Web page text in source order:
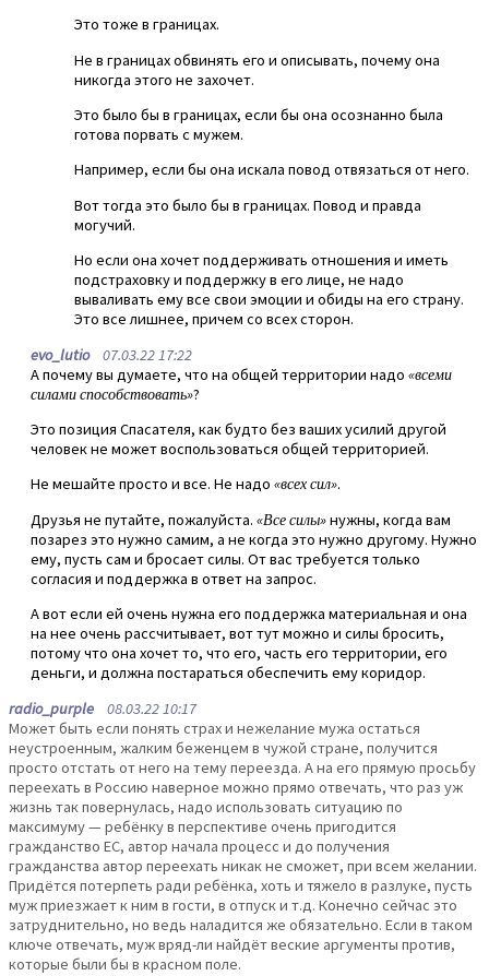
Это тоже в границах.
Не в границах обвинять его и описывать, почему она
никогда этого не захочет.
Это было бы в границах, если бы она осознанно была
готова порвать с мужем.
Например, если бы она искала повод отвязаться от него.
Вот тогда это было бы в границах. Повод и правда
могучий.
Но если она хочет поддерживать отношения и иметь
подстраховку и поддержку в его лице, не надо
вываливать ему все свои эмоции и обиды на его страну.
Это все лишнее, причем со всех сторон.
evo_lutio07.03.22 17:22
А почему вы думаете, что на общей территории надо «всеми
силами способствовать»?
Это позиция Спасателя, как будто без ваших усилий другой
человек не может воспользоваться общей территорией.
Не мешайте просто и все. Не надо «всех сил».
Друзья не путайте, пожалуйста. «Все силы»нужны, когда вам
позарез это нужно самим, а не когда это нужно другому. Нужно
ему, пусть сам и бросает силы. От вас требуется только
согласия и поддержка в ответ на запрос.
А вот если ей очень нужна его поддержка материальная и она
на нее очень рассчитывает, вот тут можно и силы бросить,
потому что она хочет то, что его, часть его территории, его
деньги, и должна постараться обеспечить ему коридор.
radio_purple 08.03.22 10:17
Может быть если понять страх и нежелание мужа остаться
неустроенным, жалким беженцем в чужой стране, получится
просто отстать от него на тему переезда. А на его прямую просьбу
переехать в Россию наверное можно прямо отвечать, что раз уж
жизнь так повернулась, надо использовать ситуацию по
максимуму — ребёнку в перспективе очень пригодится
гражданство ЕС, автор начала процесс и до получения
гражданства автор переехать никак не сможет, при всем желании.
Придётся потерпеть ради ребёнка, хоть и тяжело в разлуке, пусть
муж приезжает к ним в гости, в отпуск и т.д. Конечно сейчас это
затруднительно, но ведь наладится же обязательно. Если в таком
ключе отвечать, муж вряд-ли найдёт веские аргументы против,
которые были бы в красном поле.